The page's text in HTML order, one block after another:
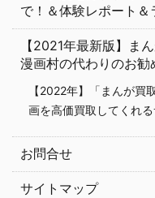
で！＆体験レポート＆
【2021年最新版】ま
漫画村の代わりのお勧
【2022年】「まんが
画を高価買取してくれる
お問合せ
サイトマップ